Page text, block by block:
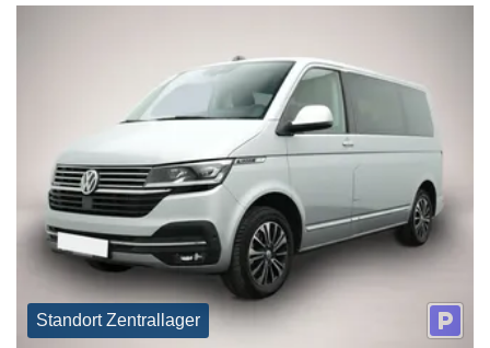
Standort Zentrallager